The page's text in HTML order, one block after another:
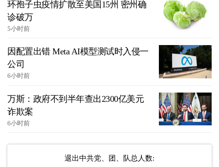
环孢子虫疫情扩散至美国15州 密州确
诊破万
5小时前
因配置出错 Meta AI模型测试时入侵一
公司
6小时前
万斯：政府不到半年查出2300亿美元
诈欺案
6小时前
退出中共党、团、队总人数: